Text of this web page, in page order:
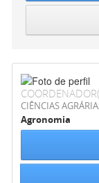
CIÊNCIAS
Agronomia